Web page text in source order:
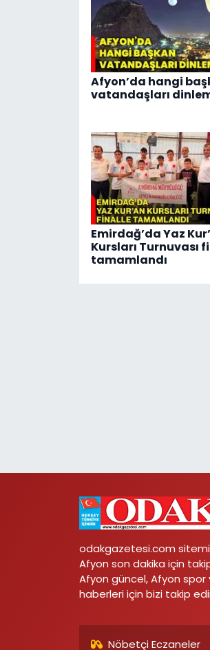
Afyon’da hangi
vatandaşları
Emirdağ’da Yaz
Kursları Turnuvası
tamamlandı
odakgazetesi.com
Afyon son dakika için
Afyon güncel, Afyon
haberleri için bizi takip
Nöbetçi Eczaneler